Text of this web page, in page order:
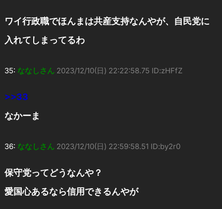
ワイ行政職でほんまは共産支持なんやが、自民党に
入れてしまってるわ
35: ななしさん 2023/12/10(日) 22:22:58.75 ID:zHFfZ
>>33
なかーま
36: ななしさん 2023/12/10(日) 22:59:58.51 ID:by2r0
保守党ってどうなんや？
愛国心あるなら信用できるんやが